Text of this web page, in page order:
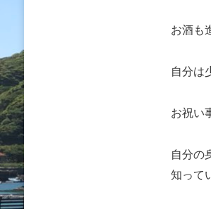
お酒も
自分は
お祝い
自分の
知って